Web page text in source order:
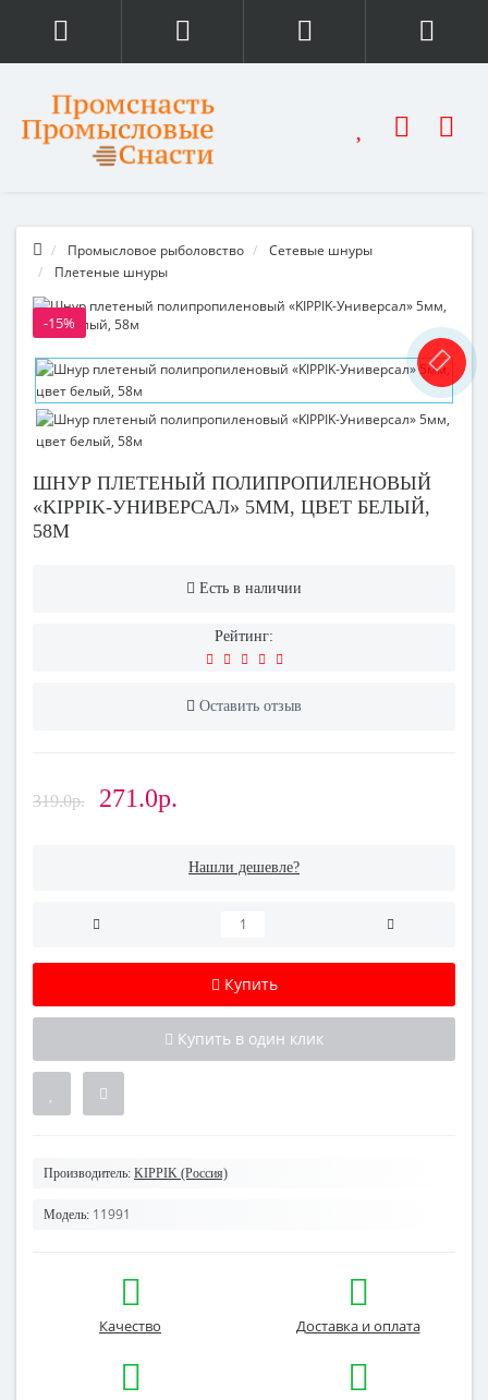
Промысловое рыболовство
Сетевые шнуры
Плетеные шнуры
-15%
ШНУР ПЛЕТЕНЫЙ ПОЛИПРОПИЛЕНОВЫЙ
«KIPPIK-УНИВЕРСАЛ» 5ММ, ЦВЕТ БЕЛЫЙ,
58М
Есть в наличии
Рейтинг:
Оставить отзыв
319.0р. 271.0р.
Нашли дешевле?
Купить
Купить в один клик
Производитель: KIPPIK (Россия)
Модель: 11991
Качество Доставка и оплата